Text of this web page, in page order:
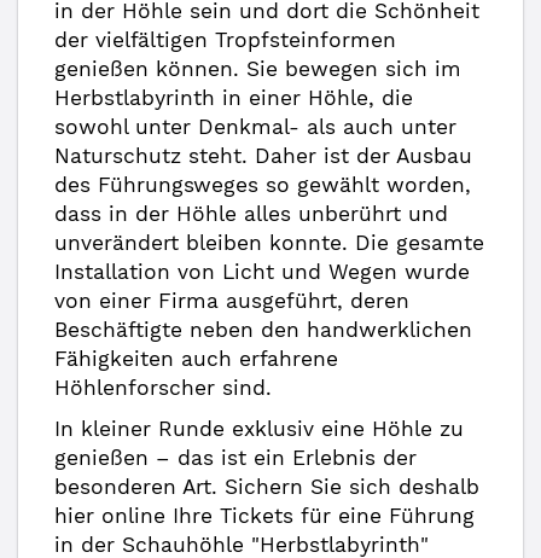
in der Höhle sein und dort die Schönheit
der vielfältigen Tropfsteinformen
genießen können. Sie bewegen sich im
Herbstlabyrinth in einer Höhle, die
sowohl unter Denkmal- als auch unter
Naturschutz steht. Daher ist der Ausbau
des Führungsweges so gewählt worden,
dass in der Höhle alles unberührt und
unverändert bleiben konnte. Die gesamte
Installation von Licht und Wegen wurde
von einer Firma ausgeführt, deren
Beschäftigte neben den handwerklichen
Fähigkeiten auch erfahrene
Höhlenforscher sind.
In kleiner Runde exklusiv eine Höhle zu
genießen – das ist ein Erlebnis der
besonderen Art. Sichern Sie sich deshalb
hier online Ihre Tickets für eine Führung
in der Schauhöhle "Herbstlabyrinth"